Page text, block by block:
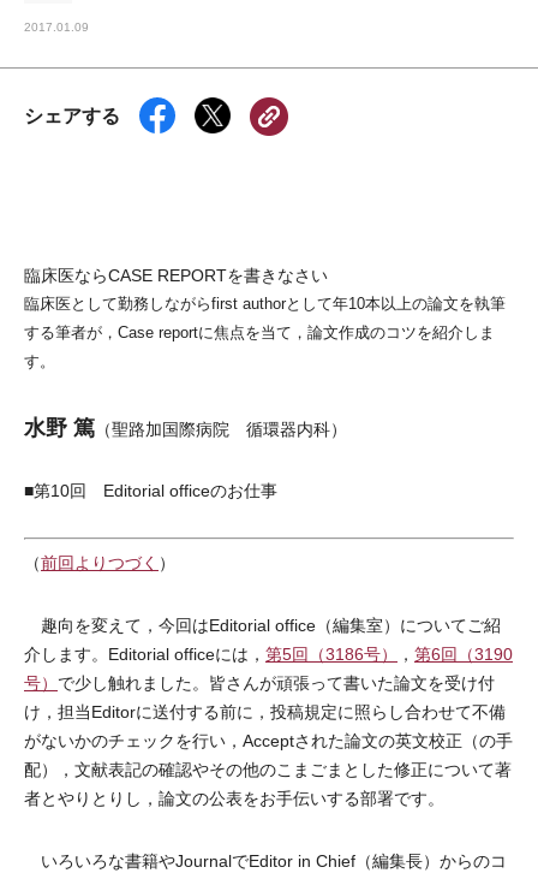
2017.01.09
シェアする
臨床医ならCASE REPORTを書きなさい
臨床医として勤務しながらfirst authorとして年10本以上の論文を執筆
する筆者が，Case reportに焦点を当て，論文作成のコツを紹介しま
す。
水野 篤 （聖路加国際病院 循環器内科）
■第10回 Editorial officeのお仕事
（前回よりつづく ）
趣向を変えて，今回はEditorial office（編集室）についてご紹
介します。Editorial officeには， 第5回（3186号） ， 第6回（3190
号） で少し触れました。皆さんが頑張って書いた論文を受け付
け，担当Editorに送付する前に，投稿規定に照らし合わせて不備
がないかのチェックを行い，Acceptされた論文の英文校正（の手
配），文献表記の確認やその他のこまごまとした修正について著
者とやりとりし，論文の公表をお手伝いする部署です。
いろいろな書籍やJournalでEditor in Chief（編集長）からのコ